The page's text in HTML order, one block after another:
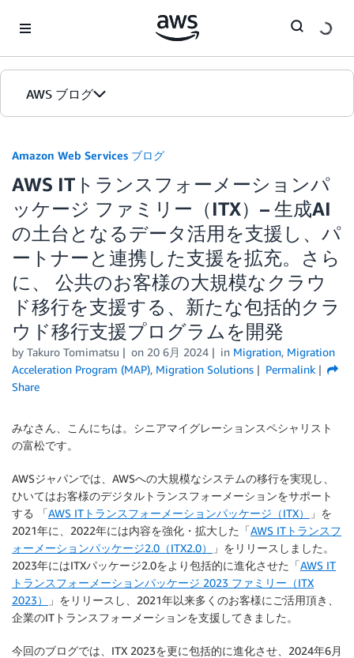
AWS ブログ
カテゴリ
エディション
Amazon Web Services ブログ
AWS ITトランスフォーメーションパ
ッケージ ファミリー（ITX）– 生成AI
の土台となるデータ活用を支援し、パ
ートナーと連携した支援を拡充。さら
に、 公共のお客様の大規模なクラウ
ド移行を支援する、新たな包括的クラ
ウド移行支援プログラムを開発
by Takuro Tomimatsu on 20 6月 2024 in Migration, Migration
Acceleration Program (MAP), Migration Solutions
Permalink
Share
みなさん、こんにちは。シニアマイグレーションスペシャリスト
の富松です。
AWSジャパンでは、AWSへの大規模なシステムの移行を実現し、
ひいてはお客様のデジタルトランスフォーメーションをサポート
する 「AWS ITトランスフォーメーションパッケージ（ITX）
」を
2021年に、2022年には内容を強化・拡大した「AWS ITトランスフ
ォーメーションパッケージ2.0（ITX2.0）
」をリリースしました。
2023年にはITXパッケージ2.0をより包括的に進化させた「AWS IT
トランスフォーメーションパッケージ 2023 ファミリー（ITX
2023）
」をリリースし、2021年以来多くのお客様にご活用頂き、
企業のITトランスフォーメーションを支援してきました。
今回のブログでは、ITX 2023を更に包括的に進化させ、2024年6月